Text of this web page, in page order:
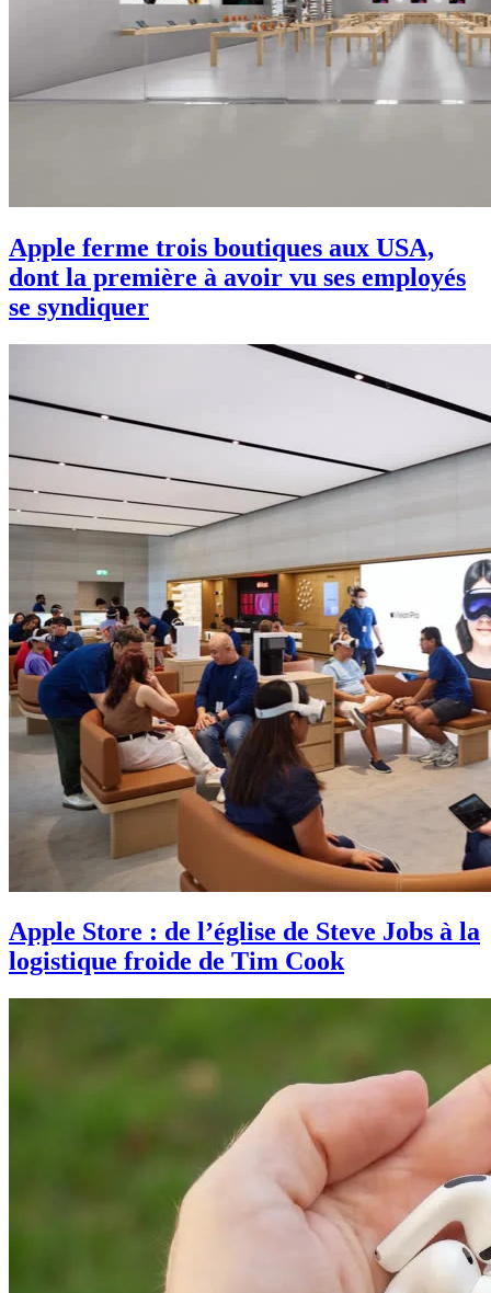
Apple ferme trois boutiques aux USA,
dont la première à avoir vu ses employés
se syndiquer
Apple Store : de l’église de Steve Jobs à la
logistique froide de Tim Cook